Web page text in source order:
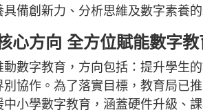
備創新力、分析思維及數字素養的
心方向 全方位賦能數字教
動數字教育，方向包括：提升學生
別協作。為了落實目標，教育局已
中小學數字教育，涵蓋硬件升級、